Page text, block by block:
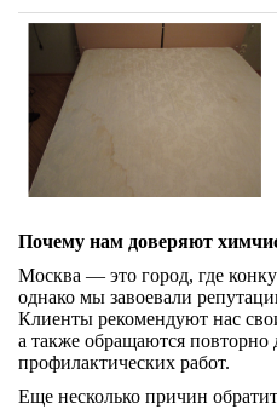
Почему нам доверяют
Москва — это город, где
однако мы завоевали
Клиенты рекомендуют нас
а также обращаются повторно
профилактических работ.
Еще несколько причин